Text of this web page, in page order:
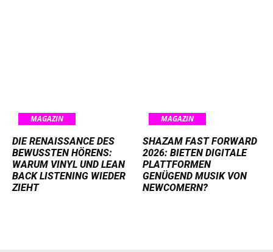
MAGAZIN
DIE RENAISSANCE DES
BEWUSSTEN HÖRENS:
WARUM VINYL UND LEAN
BACK LISTENING WIEDER
ZIEHT
MAGAZIN
SHAZAM FAST FORWARD
2026: BIETEN DIGITALE
PLATTFORMEN
GENÜGEND MUSIK VON
NEWCOMERN?